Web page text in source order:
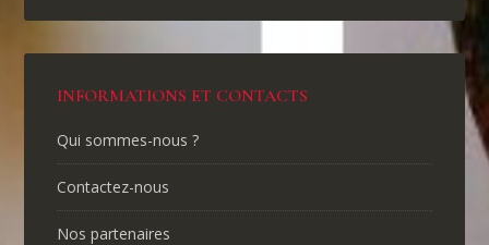
INFORMATIONS ET CONTACTS
Qui sommes-nous ?
Contactez-nous
Nos partenaires